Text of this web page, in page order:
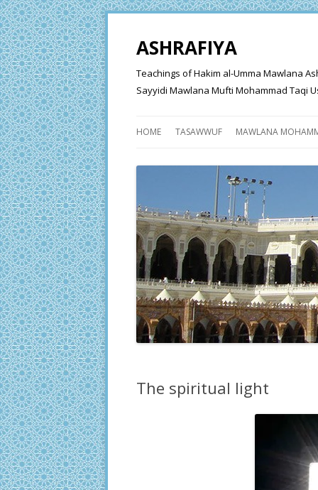
ASHRAFIYA
Teachings of Hakim al-Umma Mawlana
Sayyidi Mawlana Mufti Mohammad Taqi
HOME TASAWWUF MAWLANA
The spiritual light